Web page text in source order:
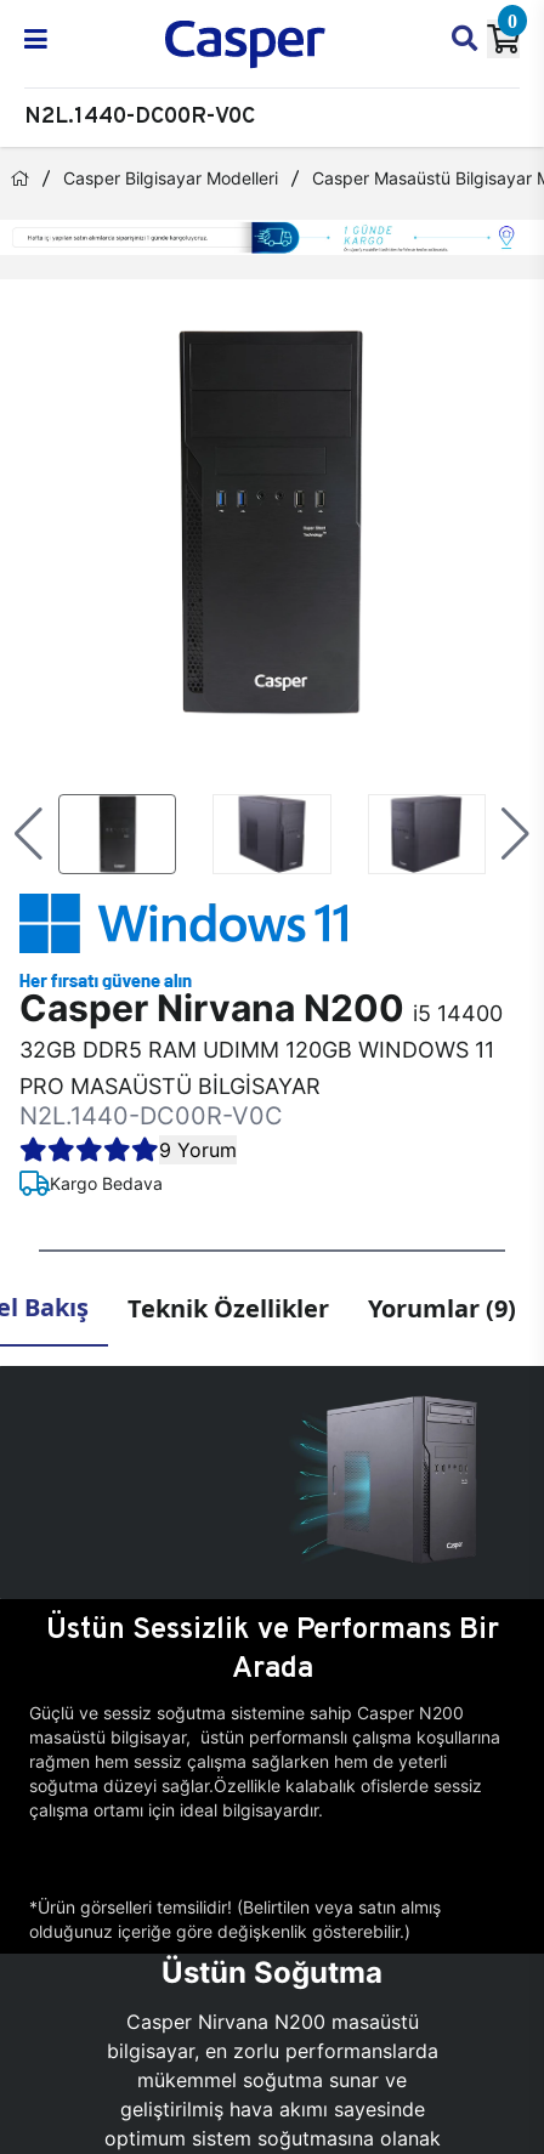
0
N2L.1440-DC00R-V0C
Casper Bilgisayar Modelleri Casper Masaüstü Bilgisayar
Casper Nirvana N200 i5 14400
32GB DDR5 RAM UDIMM 120GB WINDOWS 11
PRO MASAÜSTÜ BİLGİSAYAR
N2L.1440-DC00R-V0C
9 Yorum
Kargo Bedava
Bakış Teknik Özellikler Yorumlar (9)
Üstün Sessizlik ve Performans Bir
Arada
Güçlü ve sessiz soğutma sistemine sahip Casper N200
masaüstü bilgisayar, üstün performanslı çalışma koşullarına
rağmen hem sessiz çalışma sağlarken hem de yeterli
soğutma düzeyi sağlar.Özellikle kalabalık ofislerde sessiz
çalışma ortamı için ideal bilgisayardır.
*Ürün görselleri temsilidir! (Belirtilen veya satın almış
olduğunuz içeriğe göre değişkenlik gösterebilir.)
Üstün Soğutma
Casper Nirvana N200 masaüstü
bilgisayar, en zorlu performanslarda
mükemmel soğutma sunar ve
geliştirilmiş hava akımı sayesinde
optimum sistem soğutmasına olanak